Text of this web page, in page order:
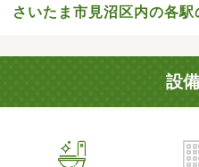
さいたま市見沼区内の各駅
設